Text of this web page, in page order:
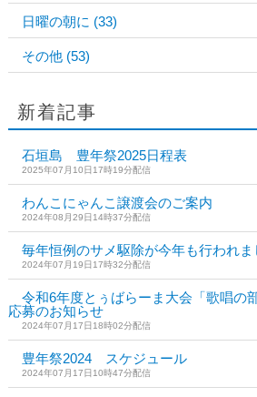
日曜の朝に (33)
その他 (53)
新着記事
石垣島 豊年祭2025日程表
2025年07月10日17時19分配信
わんこにゃんこ譲渡会のご案内
2024年08月29日14時37分配信
毎年恒例のサメ駆除が今年も行われま
2024年07月19日17時32分配信
令和6年度とぅばらーま大会「歌唱の
応募のお知らせ
2024年07月17日18時02分配信
豊年祭2024 スケジュール
2024年07月17日10時47分配信